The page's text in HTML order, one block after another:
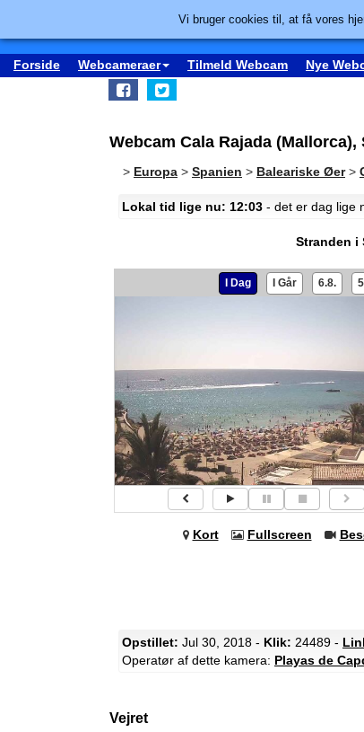
Forside Webcameraer Tilmeld Webcam Nye
Webcam Cala Rajada (Mallorca),
> Europa > Spanien > Baleariske Øer>
Lokal tid lige nu: 12:03 - det er dag lige
Stranden i
I Dag I Går 6.8.
Kort Fullscreen
Opstillet: Jul 30, 2018 - Klik: 24489 -
Operatør af dette kamera: Playas de
Vejret
Vi bruger cookies til, at få vores